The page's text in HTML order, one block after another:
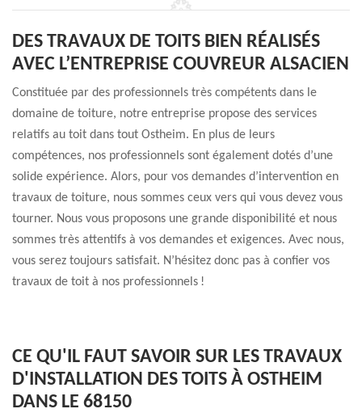
DES TRAVAUX DE TOITS BIEN RÉALISÉS
AVEC L’ENTREPRISE COUVREUR ALSACIEN
Constituée par des professionnels très compétents dans le
domaine de toiture, notre entreprise propose des services
relatifs au toit dans tout Ostheim. En plus de leurs
compétences, nos professionnels sont également dotés d’une
solide expérience. Alors, pour vos demandes d’intervention en
travaux de toiture, nous sommes ceux vers qui vous devez vous
tourner. Nous vous proposons une grande disponibilité et nous
sommes très attentifs à vos demandes et exigences. Avec nous,
vous serez toujours satisfait. N’hésitez donc pas à confier vos
travaux de toit à nos professionnels !
CE QU'IL FAUT SAVOIR SUR LES TRAVAUX
D'INSTALLATION DES TOITS À OSTHEIM
DANS LE 68150